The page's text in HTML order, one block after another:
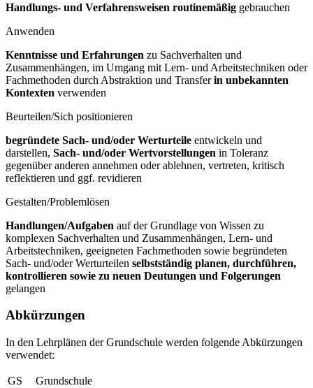
Handlungs- und Verfahrensweisen routinemäßig gebrauchen
Anwenden
Kenntnisse und Erfahrungen zu Sachverhalten und
Zusammenhängen, im Umgang mit Lern- und Arbeitstechniken oder
Fachmethoden durch Abstraktion und Transferin unbekannten
Kontexten verwenden
Beurteilen/Sich positionieren
begründete Sach- und/oder Werturteile entwickeln und
darstellen, Sach- und/oder Wertvorstellungen in Toleranz
gegenüber anderen annehmen oder ablehnen, vertreten, kritisch
reflektieren und ggf. revidieren
Gestalten/Problemlösen
Handlungen/Aufgaben auf der Grundlage von Wissen zu
komplexen Sachverhalten und Zusammenhängen, Lern- und
Arbeitstechniken, geeigneten Fachmethoden sowie begründeten
Sach- und/oder Werturteilen selbstständig planen, durchführen,
kontrollieren sowie zu neuen Deutungen und Folgerungen
gelangen
Abkürzungen
In den Lehrplänen der Grundschule werden folgende Abkürzungen
verwendet:
GS
Grundschule